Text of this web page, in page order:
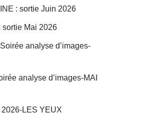
: sortie Juin 2026
sortie Mai 2026
analyse d’images-
analyse d’images-MAI
LES YEUX